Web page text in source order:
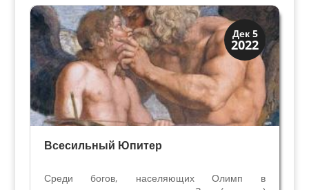
с...
Дек 5
2022
История
Мифы и Библия
Всесильный Юпитер
Среди богов, населяющих Олимп в